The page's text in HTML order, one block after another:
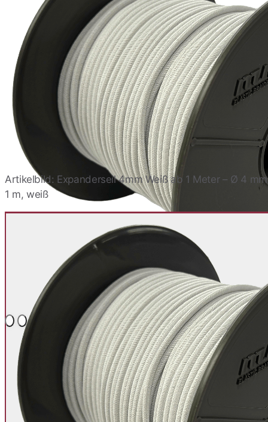
Artikelbild: Expanderseil 4mm Weiß ab 1 Meter – Ø 4
1 m, weiß